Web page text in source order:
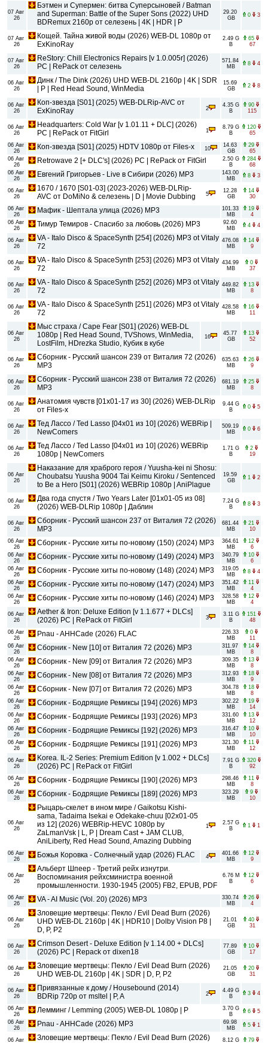
07 Авг
26
Бэтмен и Супермен: битва Суперсыновей / Batman
and Superman: Battle of the Super Sons (2022) UHD
BDRemux 2160p от селезень | 4K | HDR | P
29.20
GB
0 3
07 Авг
26
Кощей. Тайна живой воды (2026) WEB-DL 1080p от
ExKinoRay
2.49 G
B
65
67
07 Авг
26
ReStory: Chill Electronics Repairs [v 1.0.005r] (2026)
PC | RePack от селезень
571.84
MB
8 4
06 Авг
26
Динк / The Dink (2026) UHD WEB-DL 2160p | 4K | SDR
| P | Red Head Sound, WinMedia
15.69
GB
2 8
06 Авг
26
Коп-звезда [S01] (2025) WEB-DLRip-AVC от
ExKinoRay
2
4.35 G
B
90
115
06 Авг
26
Headquarters: Cold War [v 1.01.11 + DLC] (2026)
PC | RePack от FitGirl
1
8.79 G
B
120
65
06 Авг
26
Коп-звезда [S01] (2025) HDTV 1080р от Files-x 10
14.63
GB
29
65
06 Авг
26
Retrowave 2 [+ DLC's] (2026) PC | RePack от FitGirl
2.50 G
B
284
68
06 Авг
26
Евгений Григорьев - Live в Сибири (2026) MP3
143.00
MB
8 3
06 Авг
26
1670 / 1670 [S01-03] (2023-2026) WEB-DLRip-
AVC от DoMiNo & селезень | D | Movie Dubbing
5
12.28
GB
14
30
06 Авг
26
Мафик - Шептала улица (2026) MP3
101.33
MB
19
4
06 Авг
26
Тимур Темиров - Спасибо за любовь (2026) MP3
92.60
MB
4 4
06 Авг
26
VA - Italo Disco & SpaceSynth [254] (2026) MP3 ot Vitaly
72
476.08
MB
14
9
06 Авг
26
VA - Italo Disco & SpaceSynth [253] (2026) MP3 ot Vitaly
72
434.99
MB
0
37
06 Авг
26
VA - Italo Disco & SpaceSynth [252] (2026) MP3 ot Vitaly
72
449.82
MB
13
8
06 Авг
26
VA - Italo Disco & SpaceSynth [251] (2026) MP3 ot Vitaly
72
428.58
MB
16
11
06 Авг
26
Мыс страха / Cape Fear [S01] (2026) WEB-DL
1080p | Red Head Sound, TVShows, WinMedia,
LostFilm, HDrezka Studio, Кубик в кубе
16
45.77
GB
13
52
06 Авг
26
Сборник - Русский шансон 239 от Виталия 72 (2026)
MP3
635.63
MB
26
9
06 Авг
26
Сборник - Русский шансон 238 от Виталия 72 (2026)
MP3
681.19
MB
25
8
06 Авг
26
Анатомия чувств [01x01-17 из 30] (2026) WEB-DLRip
от Files-x
9.44 G
B
0 5
06 Авг
26
Тед Лассо / Ted Lasso [04x01 из 10] (2026) WEBRip |
NewComers
509.19
MB
0 6
06 Авг
26
Тед Лассо / Ted Lasso [04x01 из 10] (2026) WEBRip
1080p | NewComers
1.71 G
B
2
19
06 Авг
26
Наказание для храброго героя / Yuusha-kei ni Shosu:
Choubatsu Yuusha 9004 Tai Keimu Kiroku / Sentenced
to Be a Hero [S01] (2026) WEBRip 1080p | AniPlague
19.59
GB
1 2
06 Авг
26
Два года спустя / Two Years Later [01x01-05 из 08]
(2026) WEB-DLRip 1080p | Даблин
7.24 G
B
8 3
06 Авг
26
Сборник - Русский шансон 237 от Виталия 72 (2026)
MP3
681.44
MB
21
10
06 Авг
26
Сборник - Русские хиты по-новому (150) (2024) MP3
364.61
MB
12
6
06 Авг
26
Сборник - Русские хиты по-новому (149) (2024) MP3
340.79
MB
10
6
06 Авг
26
Сборник - Русские хиты по-новому (148) (2024) MP3
319.05
MB
8
4
06 Авг
26
Сборник - Русские хиты по-новому (147) (2024) MP3
351.42
MB
11
4
06 Авг
26
Сборник - Русские хиты по-новому (146) (2024) MP3
328.58
MB
12
4
06 Авг
26
Aether & Iron: Deluxe Edition [v 1.1.677 + DLCs]
(2026) PC | RePack от FitGirl
3
3.11 G
B
151
48
06 Авг
26
Pnau - AHHCade (2026) FLAC
226.33
MB
0
11
06 Авг
26
Сборник - New [10] от Виталия 72 (2026) MP3
311.97
MB
14
8
06 Авг
26
Сборник - New [09] от Виталия 72 (2026) MP3
309.35
MB
13
8
06 Авг
26
Сборник - New [08] от Виталия 72 (2026) MP3
312.93
MB
18
9
06 Авг
26
Сборник - New [07] от Виталия 72 (2026) MP3
304.78
MB
18
8
06 Авг
26
Сборник - Бодрящие Ремиксы [194] (2026) MP3
302.22
MB
19
14
06 Авг
26
Сборник - Бодрящие Ремиксы [193] (2026) MP3
331.60
MB
13
12
06 Авг
26
Сборник - Бодрящие Ремиксы [192] (2026) MP3
316.47
MB
10
10
06 Авг
26
Сборник - Бодрящие Ремиксы [191] (2026) MP3
321.30
MB
11
12
06 Авг
26
Korea. IL-2 Series: Premium Edition [v 1.002 + DLCs]
(2026) PC | RePack от FitGirl
7.91 G
B
320
92
06 Авг
26
Сборник - Бодрящие Ремиксы [190] (2026) MP3
298.46
MB
11
8
06 Авг
26
Сборник - Бодрящие Ремиксы [189] (2026) MP3
323.29
MB
9
10
06 Авг
26
Рыцарь-скелет в ином мире / Gaikotsu Kishi-
sama, Tadaima Isekai e Odekake-chuu [02x01-05
из 12] (2026) WEBRip-HEVC 1080p by
ZaLmanVsk | L, P | Dream Cast + JAM CLUB,
AniLiberty, Red Head Sound, Amazing Dubbing
1
2.57 G
B
1 1
06 Авг
26
Божья Коровка - Солнечный удар (2026) FLAC 4
401.66
MB
12
9
06 Авг
26
Альберт Шпеер - Третий рейх изнутри.
Воспоминания рейхсминистра военной
промышленности. 1930-1945 (2005) FB2, EPUB, PDF
6.76 M
B
12
6
06 Авг
26
VA - AI Music (Vol. 20) (2026) MP3
330.74
MB
26
4
06 Авг
26
Зловещие мертвецы: Пекло / Evil Dead Burn (2026)
UHD WEB-DL 2160p | 4K | HDR10 | Dolby Vision P8 |
D, P, P2
21.01
GB
40
31
06 Авг
26
Crimson Desert - Deluxe Edition [v 1.14.00 + DLCs]
(2026) PC | Repack от dixen18
77.89
GB
10
17
06 Авг
26
Зловещие мертвецы: Пекло / Evil Dead Burn (2026)
UHD WEB-DL 2160p | 4K | SDR | D, P, P2
21.05
GB
20
31
06 Авг
26
Привязанные к дому / Housebound (2014)
BDRip 720p от msltel | P, A
2
4.49 G
B
3 4
06 Авг
26
Лемминг / Lemming (2005) WEB-DL 1080p | P
3.70 G
B
6
5
06 Авг
26
Pnau - AHHCade (2026) MP3
69.98
MB
5 1
06 Авг
Зловещие мертвецы: Пекло / Evil Dead Burn (2026)
8.12 G
79